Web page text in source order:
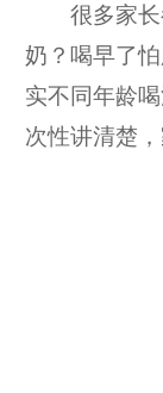
很多家长
奶？喝早了
实不同年龄
次性讲清楚